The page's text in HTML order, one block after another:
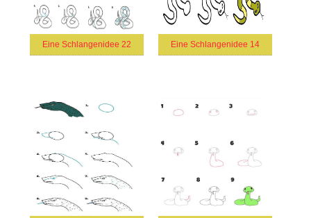
Eine Schlangenidee 22 Eine Schlangenidee 14